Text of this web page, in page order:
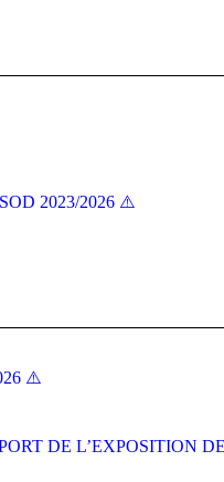
2023/2026 ⚠️
⚠️
DE L’EXPOSITION